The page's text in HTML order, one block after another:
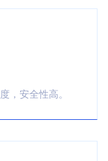
，安全性高。